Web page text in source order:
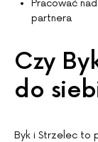
Pracować
partnera
Czy
do
Byk i Strzelec to